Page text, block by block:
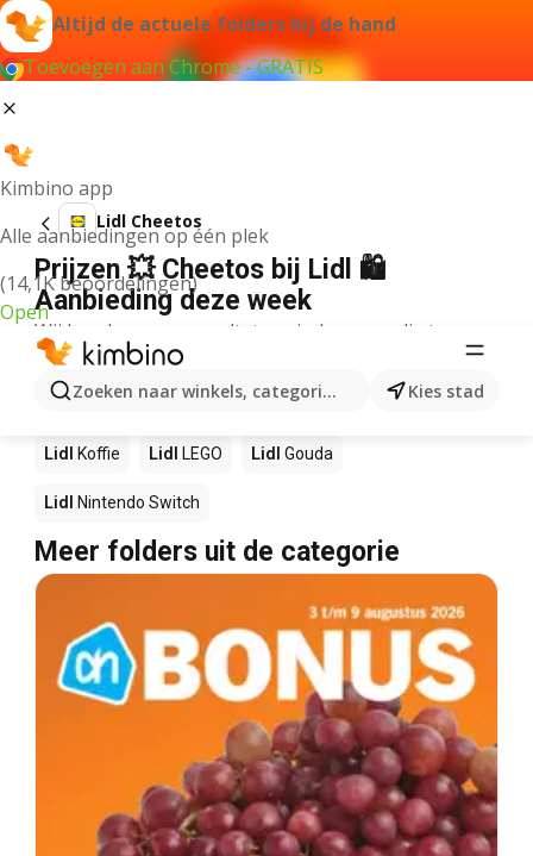
Altijd de actuele folders bij de hand
Toevoegen aan Chrome - GRATIS
Kimbino app
Alle aanbiedingen op één plek
(14,1K beoordelingen)
Open
Zoeken naar winkels, categorieën, producten...
Kies stad
Lidl Cheetos
Prijzen 💥 Cheetos bij Lidl 🛍️
Aanbieding deze week
Wij konden geen resultaten vinden voor die term.
Andere producten in winkels Lidl
Lidl Lidl Sushi Mango
Lidl Koffie Lidl LEGO Lidl Gouda
Lidl Nintendo Switch
Meer folders uit de categorie